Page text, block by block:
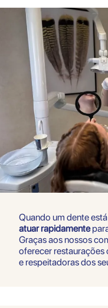
Quando um dente
atuar rapidamente
Graças aos nossos
oferecer restaurações
e respeitadoras dos
des données
Cookies essentiels